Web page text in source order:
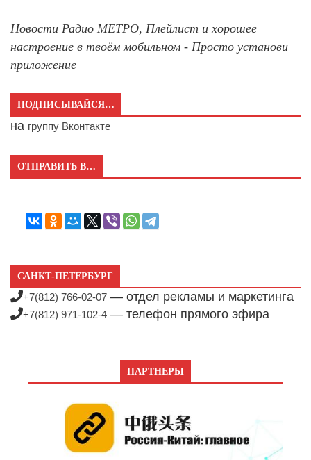
Новости Радио МЕТРО, Плейлист и хорошее
настроение в твоём мобильном - Просто установи
приложение
ПОДПИСЫВАЙСЯ…
на группу Вконтакте
ОТПРАВИТЬ В…
САНКТ-ПЕТЕРБУРГ
+7(812) 766-02-07 — отдел рекламы и маркетинга
+7(812) 971-102-4 — телефон прямого эфира
ПАРТНЕРЫ